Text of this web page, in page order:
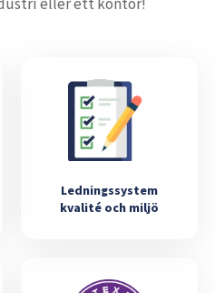
Ledningssystem
kvalité och miljö